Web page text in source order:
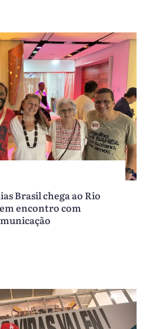
Brasil chega ao Rio
encontro com